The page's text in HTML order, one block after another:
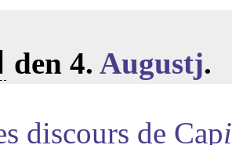
den 4. Augustj.
discours de Cap